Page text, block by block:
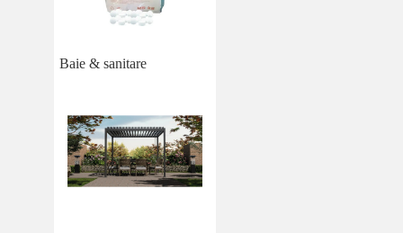
Baie & sanitare